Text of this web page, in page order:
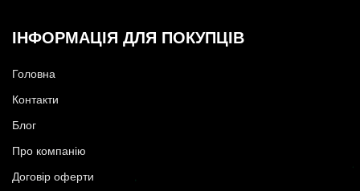
ІНФОРМАЦІЯ ДЛЯ ПОКУПЦІВ
Головна
Контакти
Блог
Про компанію
Договір оферти